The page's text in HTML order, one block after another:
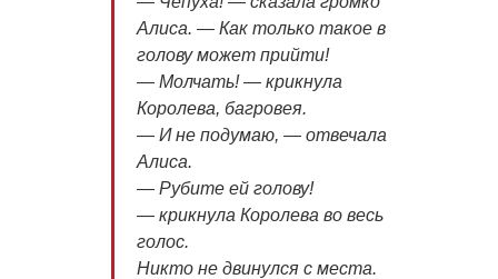
Алиса. — Как только такое в
голову может прийти!
— Молчать! — крикнула
Королева, багровея.
— И не подумаю, — отвечала
Алиса.
— Рубите ей голову!
— крикнула Королева во весь
голос.
Никто не двинулся с места.